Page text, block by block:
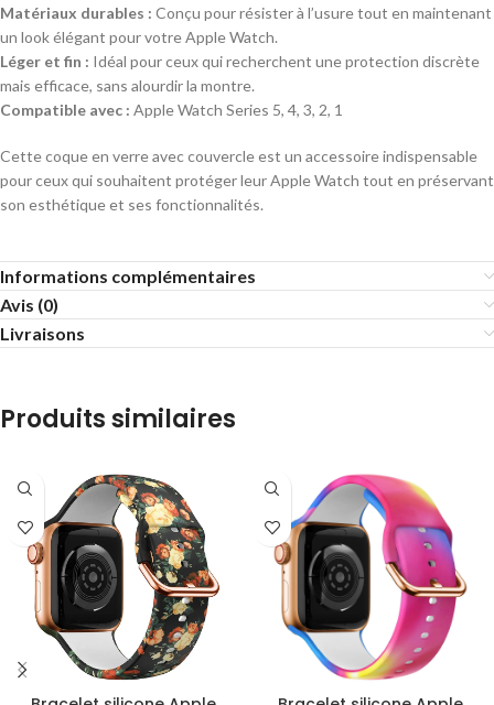
Matériaux durables : Conçu pour résister à l’usure tout en maintenant
un look élégant pour votre Apple Watch.
Léger et fin : Idéal pour ceux qui recherchent une protection discrète
mais efficace, sans alourdir la montre.
Compatible avec : Apple Watch Series 5, 4, 3, 2, 1
Cette coque en verre avec couvercle est un accessoire indispensable
pour ceux qui souhaitent protéger leur Apple Watch tout en préservant
son esthétique et ses fonctionnalités.
Informations complémentaires
Avis (0)
Livraisons
Produits similaires